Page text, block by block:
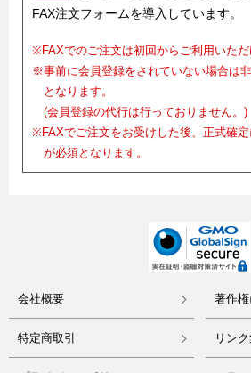
FAX注文フォームを導入しています。
※FAXでのご注文は初回からご利用いただ
※事前に会員登録をされていない場合は
となります。
(会員登録の代行は行っておりません。)
※FAXでご注文をお受けした後、正式確
が必須となります。
会社概要
特定商取引
著作
リン